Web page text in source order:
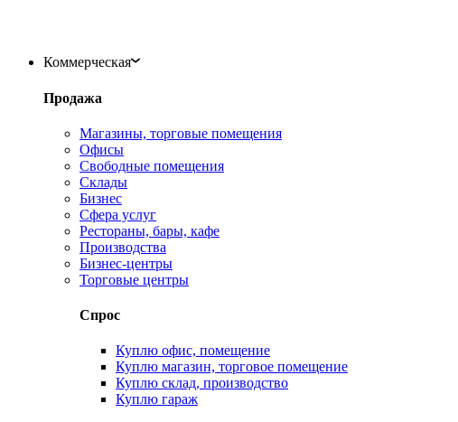
Коммерческая
Продажа
Магазины, торговые помещения
Офисы
Свободные помещения
Склады
Бизнес
Сфера услуг
Рестораны, бары, кафе
Производства
Бизнес-центры
Торговые центры
Спрос
Куплю офис, помещение
Куплю магазин, торговое помещение
Куплю склад, производство
Куплю гараж